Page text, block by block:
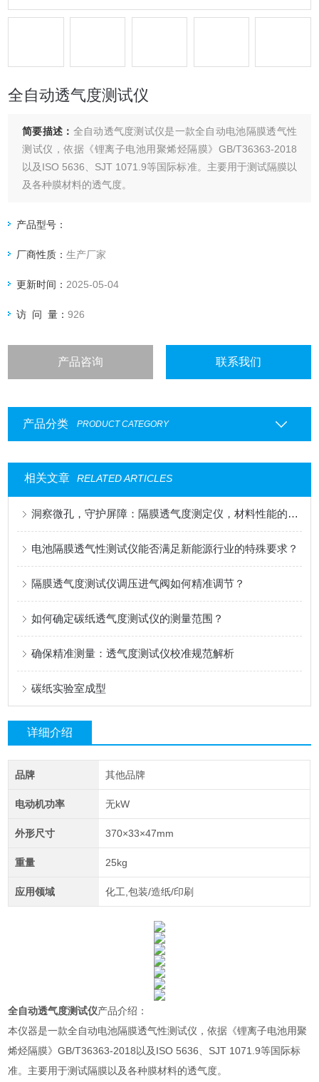
全自动透气度测试仪
简要描述： 全自动透气度测试仪是一款全自动电池隔膜透气性
测试仪，依据《锂离子电池用聚烯烃隔膜》GB/T36363-2018
以及ISO 5636、SJT 1071.9等国际标准。主要用于测试隔膜以
及各种膜材料的透气度。
产品型号：
厂商性质：生产厂家
更新时间： 2025-05-04
访 问 量：926
产品咨询 联系我们
产品分类 PRODUCT CATEGORY
相关文章 RELATED ARTICLES
洞察微孔，守护屏障：隔膜透气度测定仪，材料性能的精密标尺
电池隔膜透气性测试仪能否满足新能源行业的特殊要求？
隔膜透气度测试仪调压进气阀如何精准调节？
如何确定碳纸透气度测试仪的测量范围？
确保精准测量：透气度测试仪校准规范解析
碳纸实验室成型
详细介绍
品牌 其他品牌
电动机功率 无kW
外形尺寸 370×33×47mm
重量 25kg
应用领域 化工,包装/造纸/印刷
全自动透气度测试仪产品介绍：
本仪器是一款全自动电池隔膜透气性测试仪，依据《锂离子电池用聚
烯烃隔膜》GB/T36363-2018以及ISO 5636、SJT 1071.9等国际标
准。主要用于测试隔膜以及各种膜材料的透气度。